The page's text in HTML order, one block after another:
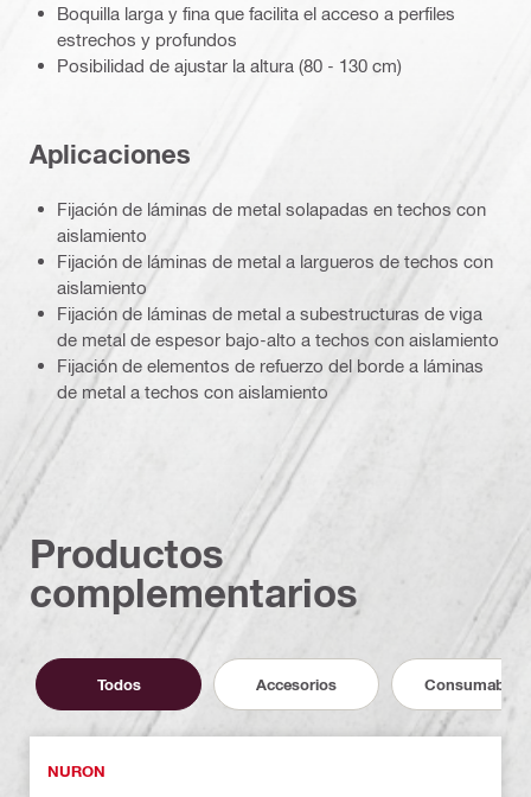
Boquilla larga y fina que facilita el acceso a perfiles
estrechos y profundos
Posibilidad de ajustar la altura (80 - 130 cm)
Aplicaciones
Fijación de láminas de metal solapadas en techos con
aislamiento
Fijación de láminas de metal a largueros de techos con
aislamiento
Fijación de láminas de metal a subestructuras de viga
de metal de espesor bajo-alto a techos con aislamiento
Fijación de elementos de refuerzo del borde a láminas
de metal a techos con aislamiento
Productos
complementarios
Todos Accesorios Consumables
NURON